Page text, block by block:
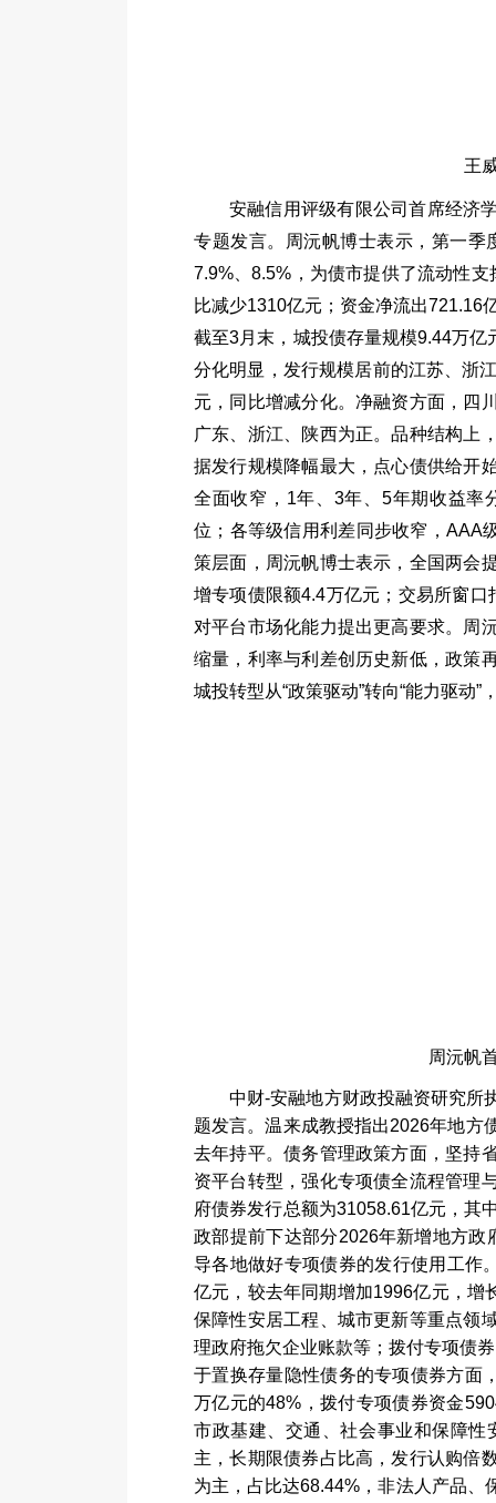
王
安融信用评级有限公司首席经济
专题发言。周沅帆博士表示，第一季
7.9% 、8.5% ，为债市提供了流动性
比减少1310亿元；资金净流出721.16
截至3月末，城投债存量规模9.44万亿
分化明显，发行规模居前的江苏、浙
元，同比增减分化。净融资方面，四
广东、浙江、陕西为正。品种结构上
据发行规模降幅最大，点心债供给开
全面收窄， 1年、 3年、 5年期收益率
位；各等级信用利差同步收窄， AAA
策层面，周沅帆博士表示，全国两会
增专项债限额4.4万亿元；交易所窗口
对平台市场化能力提出更高要求。周
缩量，利率与利差创历史新低，政策
城投转型从“政策驱动”转向“能力驱动”
周沅帆
中财-安融地方财政投融资研究所
题发言。温来成教授指出2026年地方
去年持平。债务管理政策方面，坚持
资平台转型，强化专项债全流程管理
府债券发行总额为31058.61亿元，其
政部提前下达部分2026年新增地方政
导各地做好专项债券的发行使用工作
亿元，较去年同期增加1996亿元，增
保障性安居工程、城市更新等重点领
理政府拖欠企业账款等；拨付专项债
于置换存量隐性债务的专项债券方面
万亿元的48% ，拨付专项债券资金
市政基建、交通、社会事业和保障性
主，长期限债券占比高，发行认购倍
为主，占比达68.44% ，非法人产品、